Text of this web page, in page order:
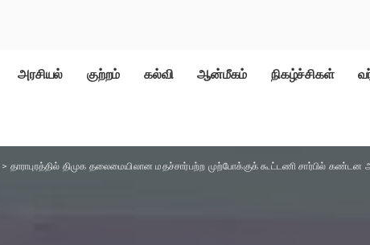
அரசியல் குற்றம் கல்வி ஆன்மீகம் நிகழ்ச்சிகள்
> தாராபுரத்தில் திமுக தலைமையிலான மதச்சார்பற்ற முற்போக்குக் கூட்டணி சார்பில்